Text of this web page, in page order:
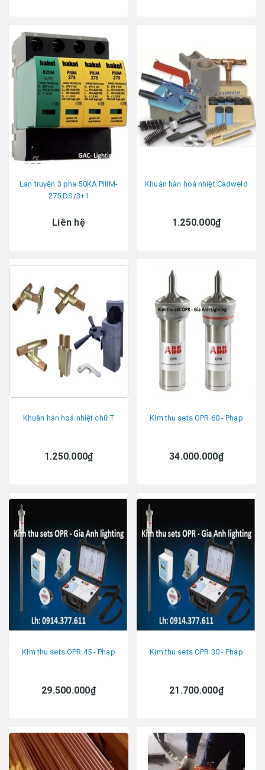
Lan truyền 3 pha 50KA PIIIM-
275 DS/3+1
Liên hệ
Khuân hàn hoá nhiệt Cadweld
1.250.000₫
Khuân hàn hoá nhiệt chữ T
1.250.000₫
Kim thu sets OPR 60 - Phap
34.000.000₫
Kim thu sets OPR 45 - Phap
29.500.000₫
Kim thu sets OPR 30 - Phap
21.700.000₫